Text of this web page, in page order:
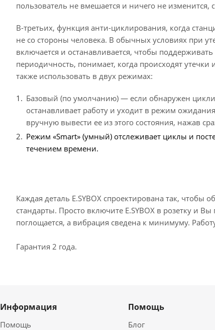
пользователь не вмешается и ничего не изменится,
В-третьих, функция анти-циклирования, когда
не со стороны человека. В обычных условиях при
включается и останавливается, чтобы
периодичность, понимает, когда происходят
также использовать в двух режимах:
Базовый (по умолчанию) — если обнаружен
останавливает работу и уходит в режим
вручную вывести ее из этого состояния, нажав
Режим «Smart» (умный) отслеживает циклы и
течением времени.
Каждая деталь E.SYBOX спроектирована так,
стандарты. Просто включите E.SYBOX в розетку и
поглощается, а вибрация сведена к минимуму.
Гарантия 2 года.
Информация
Помощь
Помощь
Блог